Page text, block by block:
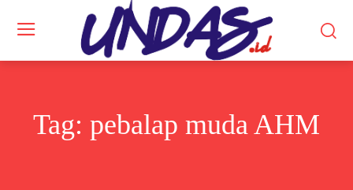
Tag: pebalap muda AHM